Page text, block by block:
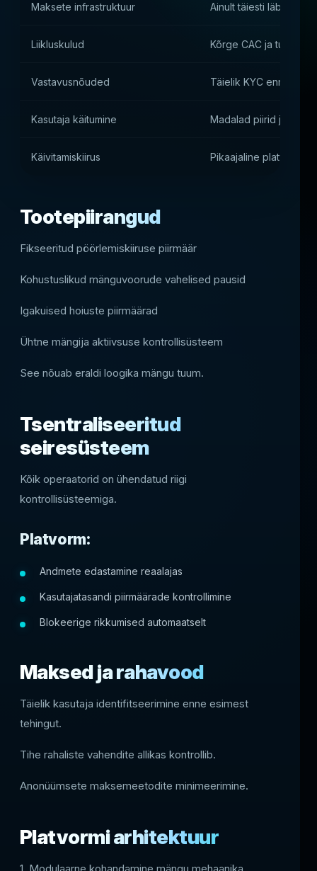
Maksete infrastruktuur Ainult täiesti
Liikluskulud Kõrge CAC ja tugev
Vastavusnõuded Täielik KYC enne
Kasutaja käitumine Madalad piirid ja
Käivitamiskiirus Pikaajaline platvormi
Tootepiirangud
Fikseeritud pöörlemiskiiruse piirmäär
Kohustuslikud mänguvoorude vahelised pausid
Igakuised hoiuste piirmäärad
Ühtne mängija aktiivsuse kontrollisüsteem
See nõuab eraldi loogika mängu tuum.
Tsentraliseeritud
seiresüsteem
Kõik operaatorid on ühendatud riigi
kontrollisüsteemiga.
Platvorm:
Andmete edastamine reaalajas
Kasutajatasandi piirmäärade kontrollimine
Blokeerige rikkumised automaatselt
Maksed ja rahavood
Täielik kasutaja identifitseerimine enne esimest
tehingut.
Tihe rahaliste vahendite allikas kontrollib.
Anonüümsete maksemeetodite minimeerimine.
Platvormi arhitektuur